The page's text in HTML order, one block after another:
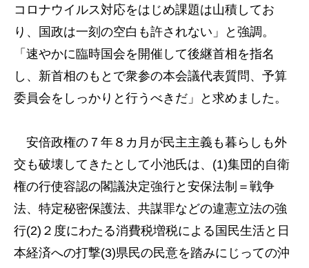
コロナウイルス対応をはじめ課題は山積してお
り、国政は一刻の空白も許されない」と強調。
「速やかに臨時国会を開催して後継首相を指名
し、新首相のもとで衆参の本会議代表質問、予算
委員会をしっかりと行うべきだ」と求めました。
安倍政権の７年８カ月が民主主義も暮らしも外
交も破壊してきたとして小池氏は、(1)集団的自衛
権の行使容認の閣議決定強行と安保法制＝戦争
法、特定秘密保護法、共謀罪などの違憲立法の強
行(2)２度にわたる消費税増税による国民生活と日
本経済への打撃(3)県民の民意を踏みにじっての沖